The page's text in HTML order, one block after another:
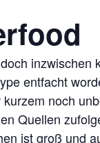
entfacht
noch
Quellen
ist groß und